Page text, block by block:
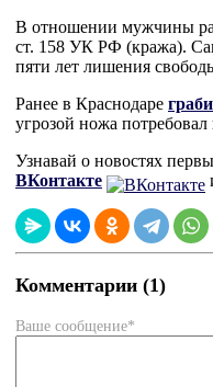
В отношении мужчины
ст. 158 УК РФ (кража).
пяти лет лишения
Ранее в Краснодаре
угрозой ножа потребовал
Узнавай о новостях
ВКонтакте
Комментарии (1)
Ваше сообщение*